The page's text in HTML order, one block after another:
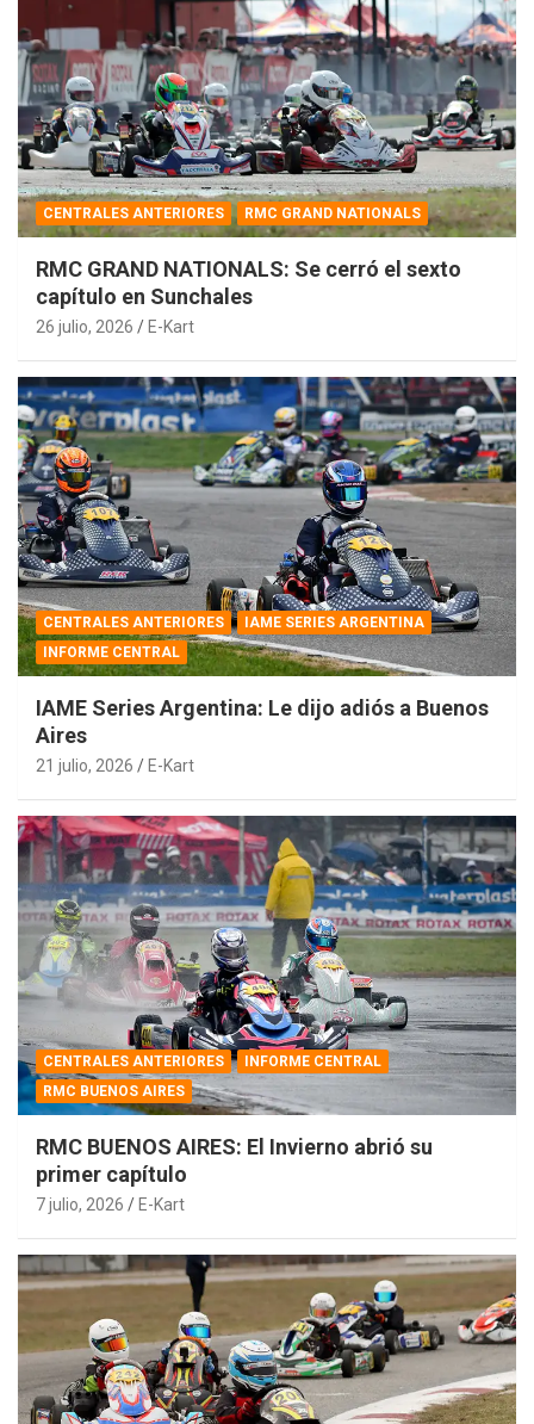
CENTRALES ANTERIORES RMC GRAND NATIONALS
RMC GRAND NATIONALS: Se cerró el sexto
capítulo en Sunchales
26 julio, 2026 E-Kart
CENTRALES ANTERIORES
IAME SERIES ARGENTINA
INFORME CENTRAL
IAME Series Argentina: Le dijo adiós a Buenos
Aires
21 julio, 2026 E-Kart
CENTRALES ANTERIORES
INFORME CENTRAL
RMC BUENOS AIRES
RMC BUENOS AIRES: El Invierno abrió su
primer capítulo
7 julio, 2026 E-Kart